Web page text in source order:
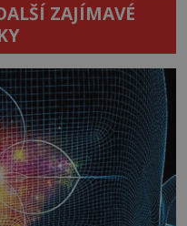
ZAJÍMAVÉ